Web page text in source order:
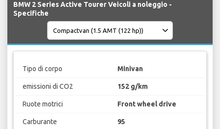
BMW 2 Series Active Tourer Veicoli a noleggio -
Specifiche
Tipo di corpo Minivan
emissioni di CO2 152 g/km
Ruote motrici Front wheel drive
Carburante 95